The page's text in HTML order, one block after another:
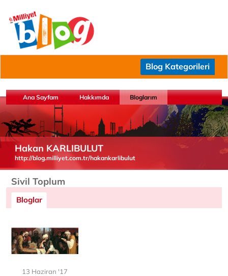
Blog Kategorileri
Ana Sayfam Hakkımda Bloglarım
Hakan KARLIBULUT
http://blog.milliyet.com.tr/hakankarlibulut
Sivil Toplum
Bloglar
13 Haziran '17